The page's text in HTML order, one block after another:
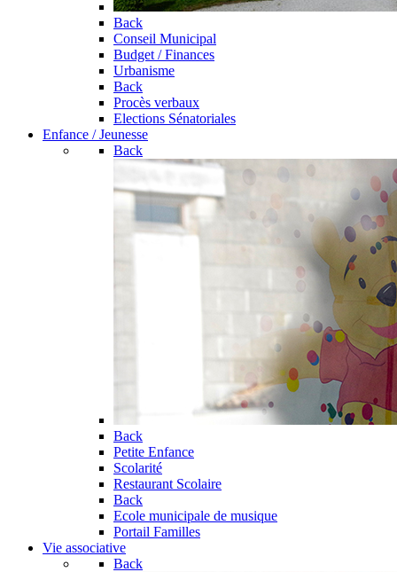
Back
Conseil Municipal
Budget / Finances
Urbanisme
Back
Procès verbaux
Elections Sénatoriales
Enfance / Jeunesse
Back
Back
Petite Enfance
Scolarité
Restaurant Scolaire
Back
Ecole municipale de musique
Portail Familles
Vie associative
Back